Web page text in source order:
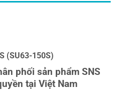
(SU63-150S)
phối sản phẩm SNS
tại Việt Nam